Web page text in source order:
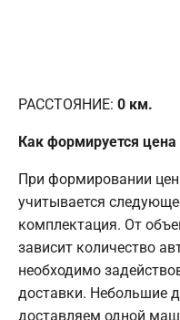
РАССТОЯНИЕ: 0 км.
Как формируется цена
При формировании
учитывается
комплектация. От
зависит количество
необходимо
доставки. Небольшие
доставляем одной